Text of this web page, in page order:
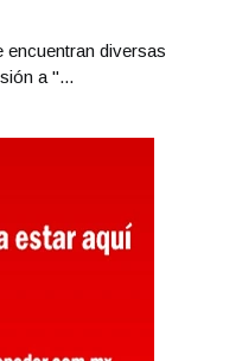
encuentran diversas
a "...